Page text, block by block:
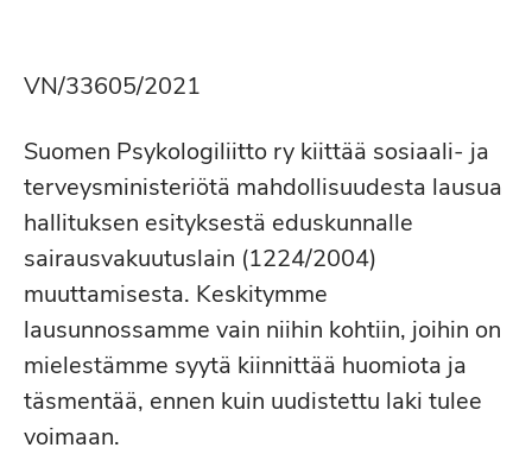
VN/33605/2021
Suomen Psykologiliitto ry kiittää sosiaali- ja
terveysministeriötä mahdollisuudesta lausua
hallituksen esityksestä eduskunnalle
sairausvakuutuslain (1224/2004)
muuttamisesta. Keskitymme
lausunnossamme vain niihin kohtiin, joihin on
mielestämme syytä kiinnittää huomiota ja
täsmentää, ennen kuin uudistettu laki tulee
voimaan.